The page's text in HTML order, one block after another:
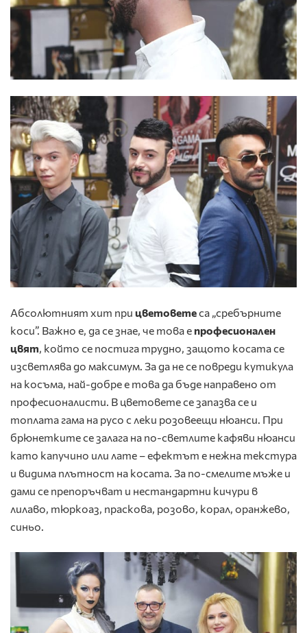
Абсолютният хит при цветоветеса „сребърните
коси”. Важно е, да се знае, че това е професионален
цвят, който се постига трудно, защото косата се
изсветлява до максимум. За да не се повреди кутикула
на косъма, най-добре е това да бъде направено от
професионалисти. В цветовете се запазва се и
топлата гама на русо с леки розовеещи нюанси. При
брюнетките се залага на по-светлите кафяви нюанси
като капучино или лате – ефектът е нежна текстура
и видима плътност на косата. За по-смелите мъже и
дами се препоръчват и нестандартни кичури в
лилаво, тюркоаз, праскова, розово, корал, оранжево,
синьо.